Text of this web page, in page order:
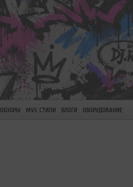
ОБЗОРЫ МУЗ. СТИЛИ БЛОГИ ОБОРУДОВАНИЕ